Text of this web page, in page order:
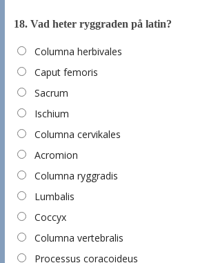
18. Vad heter ryggraden på latin?
Columna herbivales
Caput femoris
Sacrum
Ischium
Columna cervikales
Acromion
Columna ryggradis
Lumbalis
Coccyx
Columna vertebralis
Processus coracoideus